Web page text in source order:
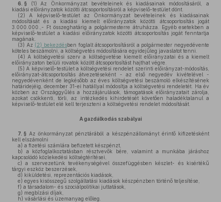
6. § (1) Az Önkormányzat bevételeinek és kiadásainak módosításáról, a
kiadási előirányzatok közötti átcsoportosításról a képviselő-testület dönt.
(2) A képviselő-testület az Önkormányzat bevételeinek és kiadásainak
módosítását és a kiadási kiemelt előirányzatok közötti átcsoportosítás jogát
3.000.000.,- Ft összeghatárig a polgármesterre átruházza. Egyéb esetekben a
képviselő-testület a kiadási előirányzatok közötti átcsoportosítás jogát fenntartja
magának.
(3) Az (2) bekezdésben foglalt átcsoportosításról a polgármester negyedévente
köteles beszámolni, a költségvetés módosítására egyidejűleg javaslatot tenni.
(4) A költségvetési szerv a költségvetése kiemelt előirányzatai és a kiemelt
előirányzaton belüli rovatok között átcsoportosítást hajthat végre.
(5) A képviselő-testület a költségvetési rendelet szerinti előirányzat-módosítás,
előirányzat-átcsoportosítás átvezetéseként - az első negyedév kivételével -
negyedévenként de legkésőbb az éves költségvetési beszámoló elkészítésének
határidejéig, december 31-ei hatállyal módosítja a költségvetési rendeletét. Ha év
közben az Országgyűlés a hozzájárulások, támogatások előirányzatait zárolja,
azokat csökkenti, törli, az intézkedés kihirdetését követően haladéktalanul a
képviselő-testület elé kell terjeszteni a költségvetési rendelet módosítását.
A gazdálkodás szabályai
7. § Az önkormányzat pénztárából a készpénzállományt érintő kifizetésként
kell elszámolni
a) a fizetési számlára befizetett készpénzt,
b) a közfoglalkoztatásban résztvevők bére, valamint a munkába járáshoz
kapcsolódó közlekedési költségtérítései,
c) a szervezetünk tevékenységével összefüggésben készlet- és kisértékű
tárgyi eszköz beszerzések,
d) kiküldetési, reprezentációs kiadások,
e) egyes kisösszegű szolgáltatási kiadások készpénzben történő teljesítése,
f) a társadalom- és szociálpolitikai juttatások,
g) megbízási díjak,
h) vásárlási és üzemanyag előleg.